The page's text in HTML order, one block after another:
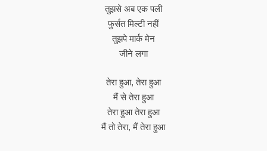
तुझसे अब एक पली
फुर्सत मिल्टी नहीं
तुझपे मार्क मेन
जीने लगा
तेरा हुआ, तेरा हुआ
मैं से तेरा हुआ
तेरा हुआ तेरा हुआ
मैं तो तेरा, मैं तेरा हुआ